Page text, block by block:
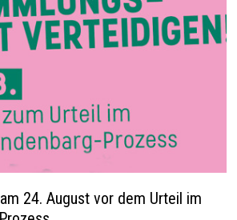
24. August vor dem Urteil im